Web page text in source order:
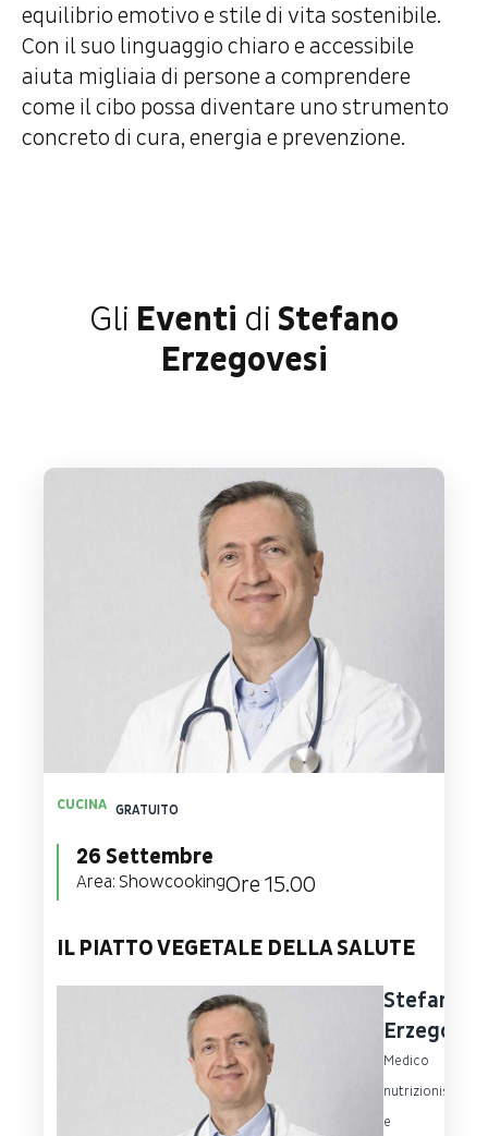
equilibrio emotivo e stile di vita sostenibile.
Con il suo linguaggio chiaro e accessibile
aiuta migliaia di persone a comprendere
come il cibo possa diventare uno strumento
concreto di cura, energia e prevenzione.
Gli Eventi di Stefano
Erzegovesi
CUCINA GRATUITO
26 Settembre
Area: ShowcookingOre 15.00
IL PIATTO VEGETALE DELLA SALUTE
Stefano
Medico
nutrizionista
e